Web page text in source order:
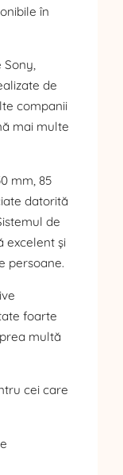
în
Sony,
de
companii
mai multe
mm, 85
datorită
de
excelent și
persoane.
foarte
multă
cei care